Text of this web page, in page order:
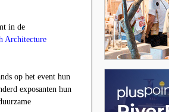
in de
Architecture
op het event hun
exposanten hun